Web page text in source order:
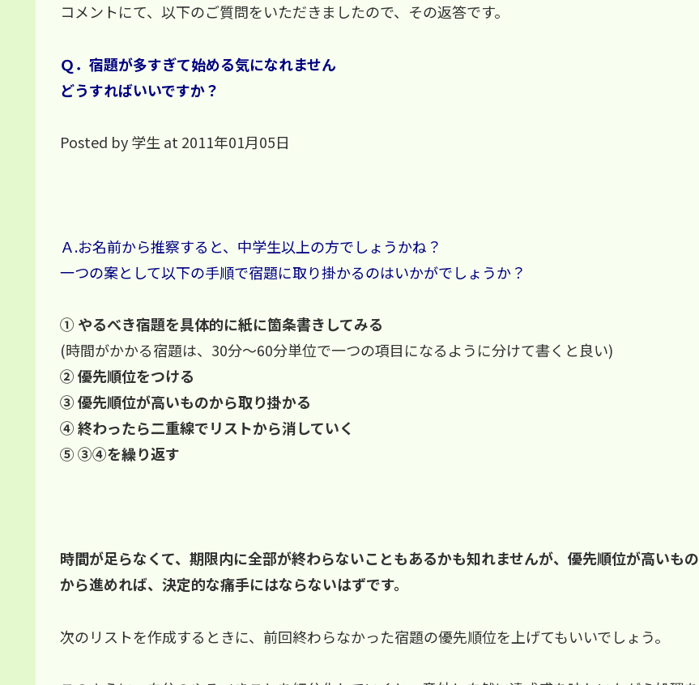
コメントにて、以下のご質問をいただきましたので、その返答です。
Ｑ．宿題が多すぎて始める気になれません
どうすればいいですか？
Posted by 学生 at 2011年01月05日
Ａ.お名前から推察すると、中学生以上の方でしょうかね？
一つの案として以下の手順で宿題に取り掛かるのはいかがでしょうか？
① やるべき宿題を具体的に紙に箇条書きしてみる
(時間がかかる宿題は、30分～60分単位で一つの項目になるように分けて書くと良い)
② 優先順位をつける
③ 優先順位が高いものから取り掛かる
④ 終わったら二重線でリストから消していく
⑤ ③④を繰り返す
時間が足らなくて、期限内に全部が終わらないこともあるかも知れませんが、優先順位が高いもの
から進めれば、決定的な痛手にはならないはずです。
次のリストを作成するときに、前回終わらなかった宿題の優先順位を上げてもいいでしょう。